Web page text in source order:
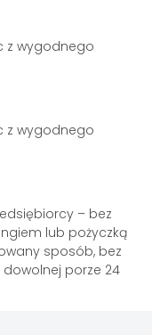
z wygodnego
z wygodnego
– bez
lub pożyczką
sposób, bez
porze 24